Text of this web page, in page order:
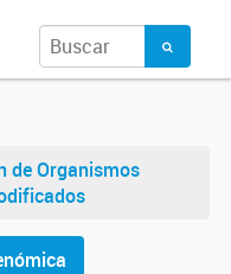
de Organismos